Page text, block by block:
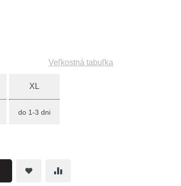
Veľkostná tabuľka
XL
do 1-3 dni